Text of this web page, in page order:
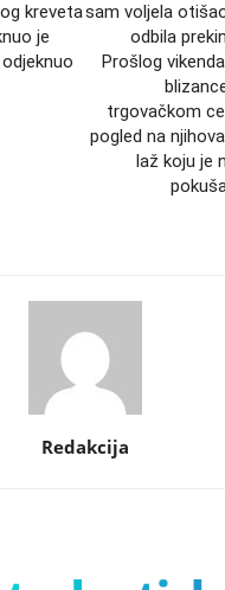
kreveta
je
sam voljela
odbila
Prošlog
trgovačkom
pogled na
laž koju je
Redakcija